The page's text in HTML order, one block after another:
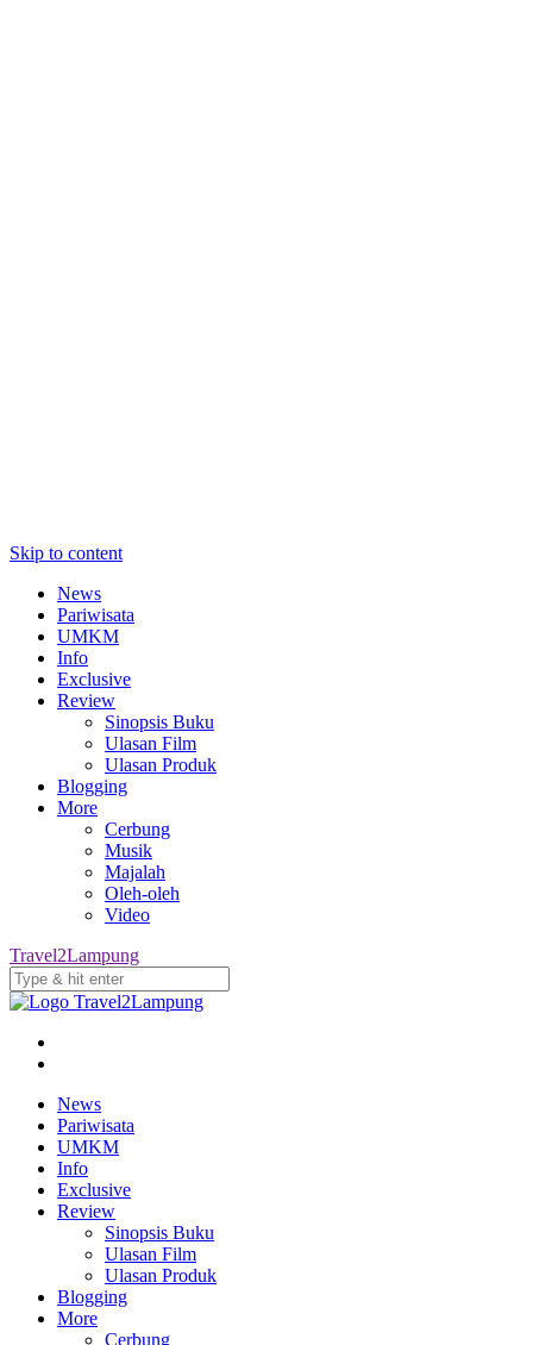
Skip to content
News
Pariwisata
UMKM
Info
Exclusive
Review
Sinopsis Buku
Ulasan Film
Ulasan Produk
Blogging
More
Cerbung
Musik
Majalah
Oleh-oleh
Video
Travel2Lampung
News
Pariwisata
UMKM
Info
Exclusive
Review
Sinopsis Buku
Ulasan Film
Ulasan Produk
Blogging
More
Cerbung